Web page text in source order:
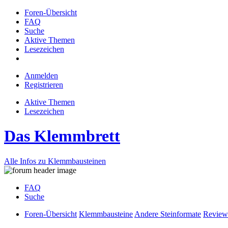
Foren-Übersicht
FAQ
Suche
Aktive Themen
Lesezeichen
Anmelden
Registrieren
Aktive Themen
Lesezeichen
Das Klemmbrett
Alle Infos zu Klemmbausteinen
FAQ
Suche
Foren-Übersicht Klemmbausteine Andere Steinformate